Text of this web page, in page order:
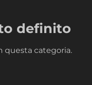
definito
questa categoria.